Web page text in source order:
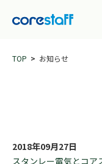
TOP お知らせ
2018年09月27日
スタンレー電気とコア